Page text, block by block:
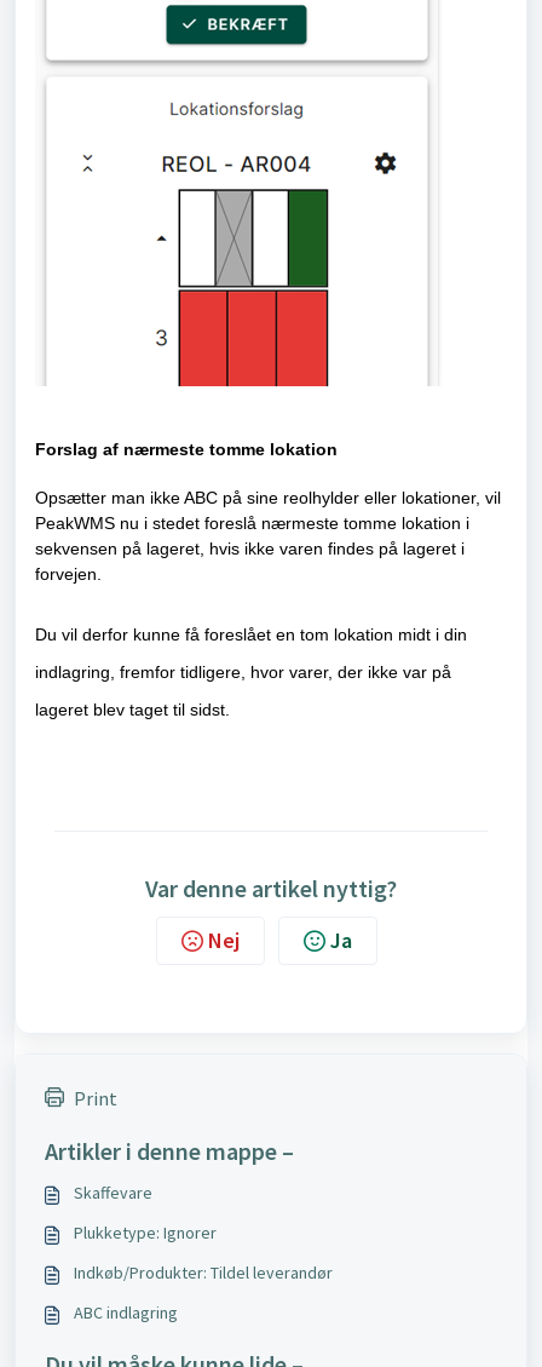
Forslag af nærmeste tomme lokation
Opsætter man ikke ABC på sine reolhylder eller lokationer, vil
PeakWMS nu i stedet foreslå nærmeste tomme lokation i
sekvensen på lageret, hvis ikke varen findes på lageret i
forvejen.
Du vil derfor kunne få foreslået en tom lokation midt i din
indlagring, fremfor tidligere, hvor varer, der ikke var på
lageret blev taget til sidst.
Var denne artikel nyttig?
Nej Ja
Print
Artikler i denne mappe –
Skaffevare
Plukketype: Ignorer
Indkøb/Produkter: Tildel leverandør
ABC indlagring